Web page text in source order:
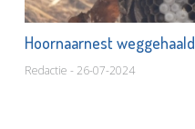
Hoornaarnest weggehaald
Redactie - 26-07-2024